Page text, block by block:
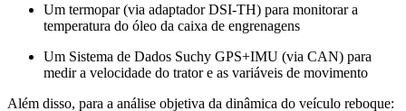
Um termopar (via adaptador DSI-TH) para monitorar a
temperatura do óleo da caixa de engrenagens
Um Sistema de Dados Suchy GPS+IMU (via CAN) para
medir a velocidade do trator e as variáveis ​​de movimento
Além disso, para a análise objetiva da dinâmica do veículo reboque: